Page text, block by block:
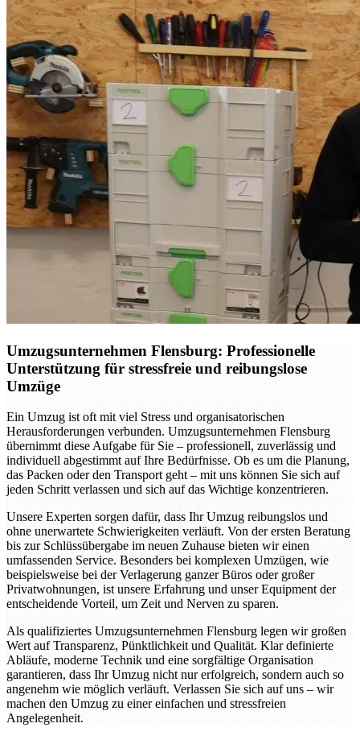
Umzugsunternehmen Flensburg: Professionelle
Unterstützung für stressfreie und reibungslose
Umzüge
Ein Umzug ist oft mit viel Stress und organisatorischen
Herausforderungen verbunden. Umzugsunternehmen Flensburg
übernimmt diese Aufgabe für Sie – professionell, zuverlässig und
individuell abgestimmt auf Ihre Bedürfnisse. Ob es um die Planung,
das Packen oder den Transport geht – mit uns können Sie sich auf
jeden Schritt verlassen und sich auf das Wichtige konzentrieren.
Unsere Experten sorgen dafür, dass Ihr Umzug reibungslos und
ohne unerwartete Schwierigkeiten verläuft. Von der ersten Beratung
bis zur Schlüssübergabe im neuen Zuhause bieten wir einen
umfassenden Service. Besonders bei komplexen Umzügen, wie
beispielsweise bei der Verlagerung ganzer Büros oder großer
Privatwohnungen, ist unsere Erfahrung und unser Equipment der
entscheidende Vorteil, um Zeit und Nerven zu sparen.
Als qualifiziertes Umzugsunternehmen Flensburg legen wir großen
Wert auf Transparenz, Pünktlichkeit und Qualität. Klar definierte
Abläufe, moderne Technik und eine sorgfältige Organisation
garantieren, dass Ihr Umzug nicht nur erfolgreich, sondern auch so
angenehm wie möglich verläuft. Verlassen Sie sich auf uns – wir
machen den Umzug zu einer einfachen und stressfreien
Angelegenheit.